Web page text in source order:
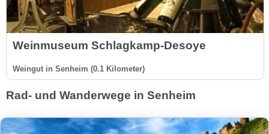
Weinmuseum Schlagkamp-Desoye
Weingut in Senheim (0.1 Kilometer)
Rad- und Wanderwege in Senheim